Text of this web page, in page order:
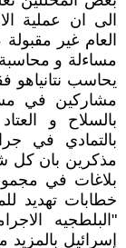
الى ان عملية
العام غير
مساءلة و
يحاسب
مشاركين في
بالسلاح و
بالتمادي في
مذكرين بان كل
بلاغات في
خطابات تهديد
"البلطجيه
إسرائيل